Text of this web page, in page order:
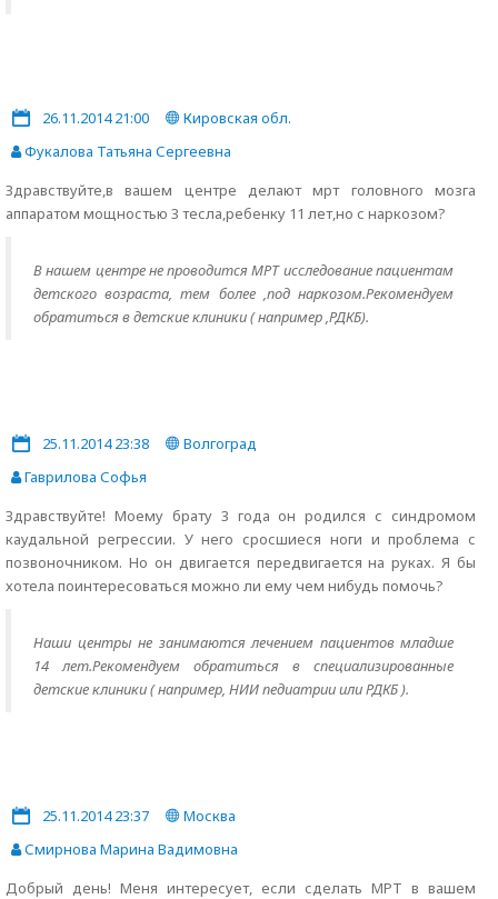
26.11.2014 21:00
Кировская обл.
Фукалова Татьяна Сергеевна
Здравствуйте,в вашем центре делают мрт головного мозга
аппаратом мощностью 3 тесла,ребенку 11 лет,но с наркозом?
В нашем центре не проводится МРТ исследование пациентам
детского возраста, тем более ,под наркозом.Рекомендуем
обратиться в детские клиники ( например ,РДКБ).
25.11.2014 23:38
Волгоград
Гаврилова Софья
Здравствуйте! Моему брату 3 года он родился с синдромом
каудальной регрессии. У него сросшиеся ноги и проблема с
позвоночником. Но он двигается передвигается на руках. Я бы
хотела поинтересоваться можно ли ему чем нибудь помочь?
Наши центры не занимаются лечением пациентов младше
14 лет.Рекомендуем обратиться в специализированные
детские клиники ( например, НИИ педиатрии или РДКБ ).
25.11.2014 23:37
Москва
Смирнова Марина Вадимовна
Добрый день! Меня интересует, если сделать МРТ в вашем